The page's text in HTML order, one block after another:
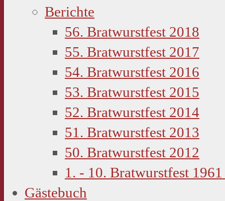
Berichte
56. Bratwurstfest 2018
55. Bratwurstfest 2017
54. Bratwurstfest 2016
53. Bratwurstfest 2015
52. Bratwurstfest 2014
51. Bratwurstfest 2013
50. Bratwurstfest 2012
1. - 10. Bratwurstfest
Gästebuch